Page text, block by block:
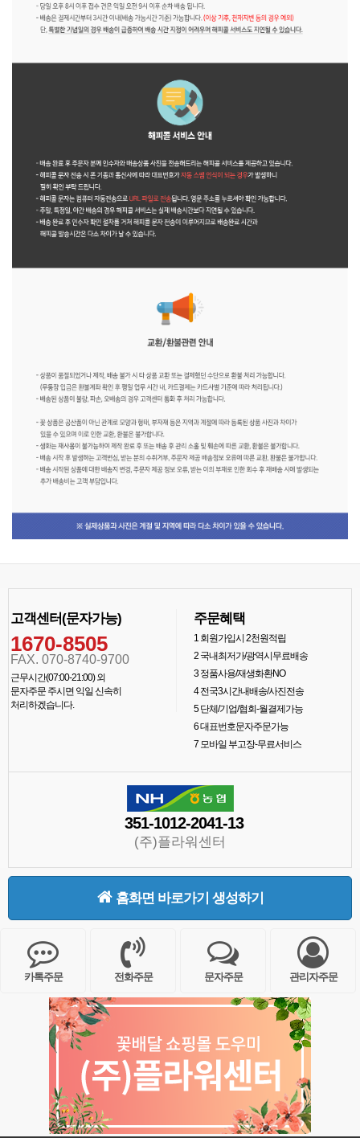
고객센터(문자가능)
1670-8505
FAX. 070-8740-9700
근무시간(07:00-21:00) 외
문자주문 주시면 익일 신속히
처리하겠습니다.
주문혜택
1회원가입시 2천원적립
2국내최저가/광역시무료배송
3정품사용/재생화환NO
4전국3시간내배송/사진전송
5단체/기업/협회-월결제가능
6대표번호문자주문가능
7모바일 부고장-무료서비스
351-1012-2041-13
(주)플라워센터
홈화면 바로가기 생성하기
카톡주문 전화주문 문자주문 관리자주문